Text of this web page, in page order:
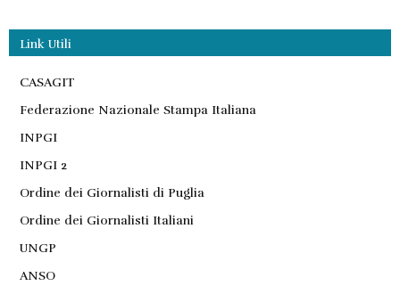
Link Utili
CASAGIT
Federazione Nazionale Stampa Italiana
INPGI
INPGI 2
Ordine dei Giornalisti di Puglia
Ordine dei Giornalisti Italiani
UNGP
ANSO